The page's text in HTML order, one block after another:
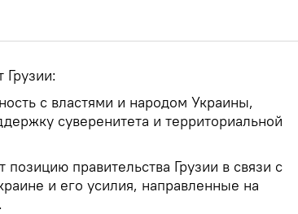
Грузии:
с властями и народом Украины,
суверенитета и территориальной
правительства Грузии в связи с
и его усилия, направленные на